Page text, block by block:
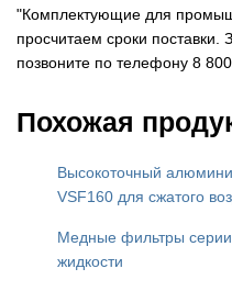
"Комплектующие для
просчитаем сроки
позвоните по телефону 8
Похожая
Высокоточный
VSF160 для сжатого
Медные фильтры серии
жидкости